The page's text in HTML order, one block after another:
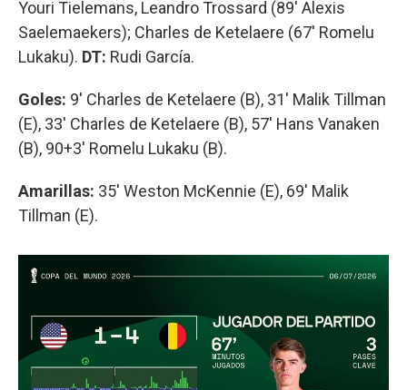
Youri Tielemans, Leandro Trossard (89' Alexis
Saelemaekers); Charles de Ketelaere (67' Romelu
Lukaku). DT: Rudi García.
Goles: 9' Charles de Ketelaere (B), 31' Malik Tillman
(E), 33' Charles de Ketelaere (B), 57' Hans Vanaken
(B), 90+3' Romelu Lukaku (B).
Amarillas: 35' Weston McKennie (E), 69' Malik
Tillman (E).